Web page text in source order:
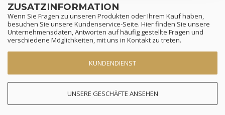
ZUSATZINFORMATION
Wenn Sie Fragen zu unseren Produkten oder Ihrem Kauf haben,
besuchen Sie unsere Kundenservice-Seite. Hier finden Sie unsere
Unternehmensdaten, Antworten auf häufig gestellte Fragen und
verschiedene Möglichkeiten, mit uns in Kontakt zu treten.
KUNDENDIENST
UNSERE GESCHÄFTE ANSEHEN